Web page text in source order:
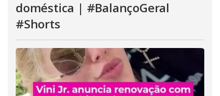
doméstica | #BalançoGeral
#Shorts